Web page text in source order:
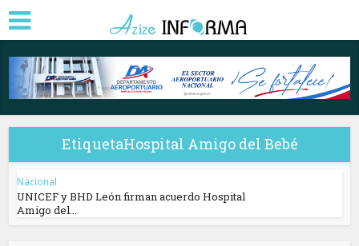
EtiquetaHospital Amigo del Bebé
Nacional
UNICEF y BHD León firman acuerdo Hospital
Amigo del...